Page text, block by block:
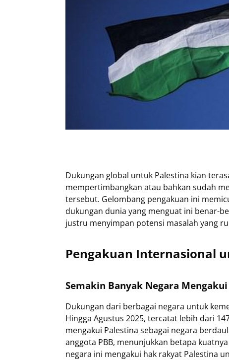
Dukungan global untuk Palestina kian
mempertimbangkan atau bahkan sudah
tersebut. Gelombang pengakuan ini
dukungan dunia yang menguat ini benar-
justru menyimpan potensi masalah yang
Pengakuan Internasional
Semakin Banyak Negara
Dukungan dari berbagai negara untuk
Hingga Agustus 2025, tercatat lebih dari
mengakui Palestina sebagai negara
anggota PBB, menunjukkan betapa
negara ini mengakui hak rakyat Palestina